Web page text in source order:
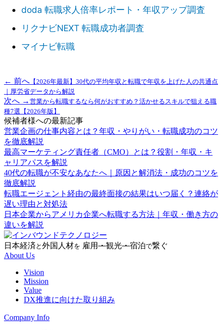
doda 転職求人倍率レポート・年収アップ調査
リクナビNEXT 転職成功者調査
マイナビ転職
← 前へ 【2026年最新】30代の平均年収と転職で年収を上げた人の共通点
｜厚労省データから解説
次へ → 営業から転職するなら何がおすすめ？活かせるスキルで狙える職
種7選【2026年版】
候補者様への最新記事
営業企画の仕事内容とは？年収・やりがい・転職成功のコツ
を徹底解説
最高マーケティング責任者（CMO）とは？役割・年収・キ
ャリアパスを解説
40代の転職が不安なあなたへ｜原因と解消法・成功のコツを
徹底解説
転職エージェント経由の最終面接の結果はいつ届く？連絡が
遅い理由と対処法
日本企業からアメリカ企業へ転職する方法｜年収・働き方の
違いを解説
日本経済 と 外国人材を 雇用・観光・宿泊で繋ぐ
About Us
Vision
Mission
Value
DX推進に向けた取り組み
Company Info